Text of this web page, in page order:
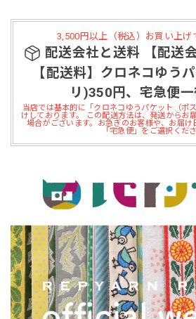
3,500円以上（税込）お買い上げ
配送会社と送料 【配送
【配送料】クロネコゆう
リ)350円、宅急便
当店では基本的に「クロネコゆうパケット（ポ
けしております。 この配送方法は、発送からお
場合がございます。お急ぎのお客様や、お届
「宅急便」をご選択くださ